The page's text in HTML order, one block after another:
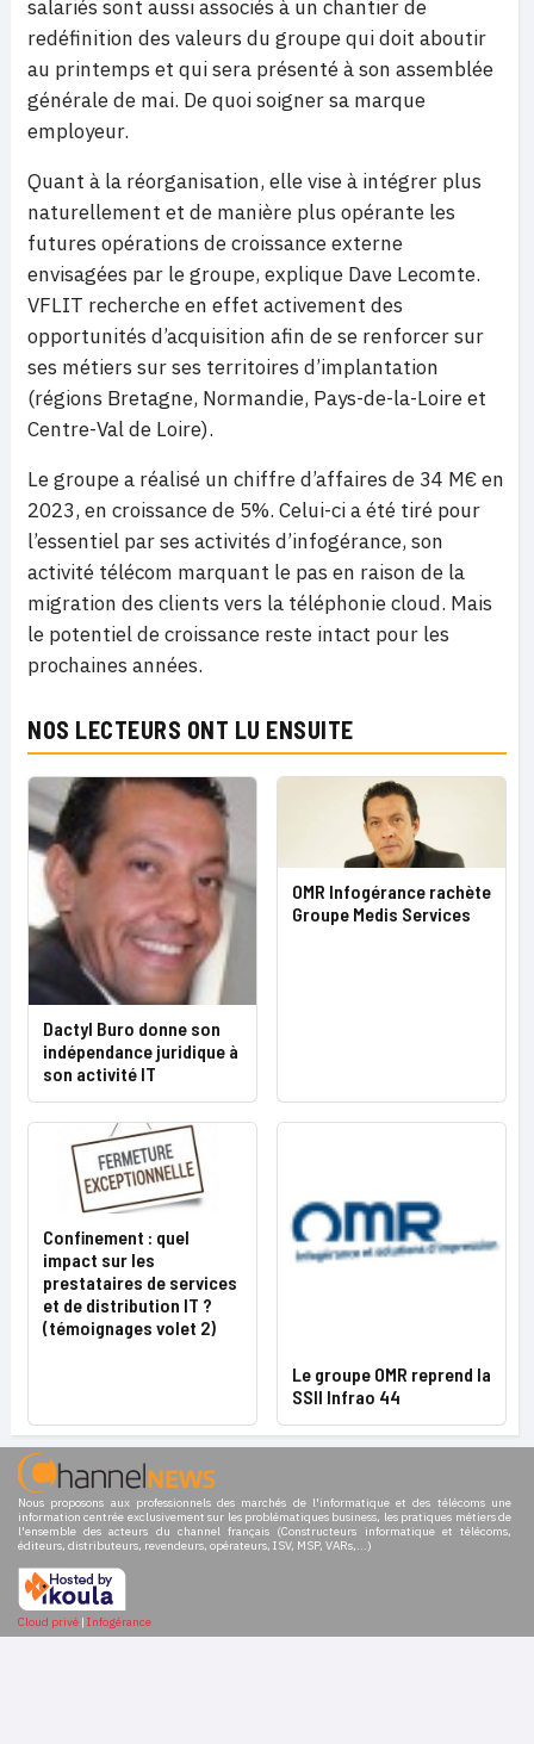
salariés sont aussi associés à un chantier de
redéfinition des valeurs du groupe qui doit aboutir
au printemps et qui sera présenté à son assemblée
générale de mai. De quoi soigner sa marque
employeur.
Quant à la réorganisation, elle vise à intégrer plus
naturellement et de manière plus opérante les
futures opérations de croissance externe
envisagées par le groupe, explique Dave Lecomte.
VFLIT recherche en effet activement des
opportunités d’acquisition afin de se renforcer sur
ses métiers sur ses territoires d’implantation
(régions Bretagne, Normandie, Pays-de-la-Loire et
Centre-Val de Loire).
Le groupe a réalisé un chiffre d’affaires de 34 M€ en
2023, en croissance de 5%. Celui-ci a été tiré pour
l’essentiel par ses activités d’infogérance, son
activité télécom marquant le pas en raison de la
migration des clients vers la téléphonie cloud. Mais
le potentiel de croissance reste intact pour les
prochaines années.
NOS LECTEURS ONT LU ENSUITE
Dactyl Buro donne son
indépendance juridique à
son activité IT
OMR Infogérance rachète
Groupe Medis Services
Confinement : quel
impact sur les
prestataires de services
et de distribution IT ?
(témoignages volet 2)
Le groupe OMR reprend la
SSII Infrao 44
Nous proposons aux professionnels des marchés de l'informatique et des télécoms une
information centrée exclusivement sur les problématiques business, les pratiques métiers de
l'ensemble des acteurs du channel français (Constructeurs informatique et télécoms,
éditeurs, distributeurs, revendeurs, opérateurs, ISV, MSP, VARs,...)
Cloud privé | Infogérance